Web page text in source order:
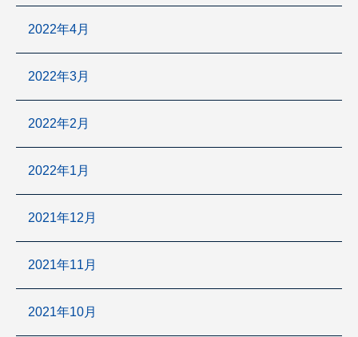
2022年4月
2022年3月
2022年2月
2022年1月
2021年12月
2021年11月
2021年10月